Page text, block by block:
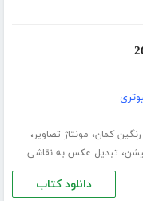
رنگین کمان، مونتاژ تصاویر،
، تبدیل عکس به نقاشی
دانلود کتاب